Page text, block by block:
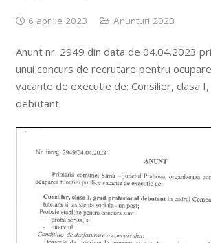
6 aprilie 2023 Anunturi 2023
Anunt nr. 2949 din data de 04.04.2023
unui concurs de recrutare pentru
vacante de executie de: Consilier, clasa
debutant